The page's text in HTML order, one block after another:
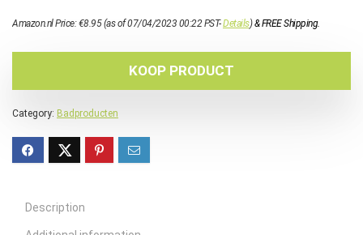
Amazon.nl Price:€8.95(as of 07/04/2023 00:22 PST-Details)&FREE Shipping.
KOOP PRODUCT
Category: Badproducten
Description